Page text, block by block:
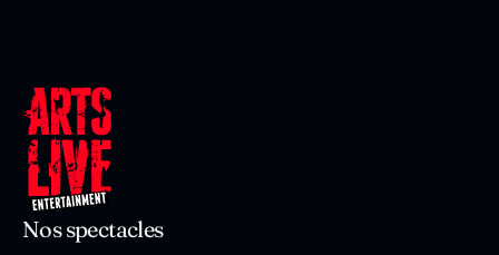
Nos spectacles